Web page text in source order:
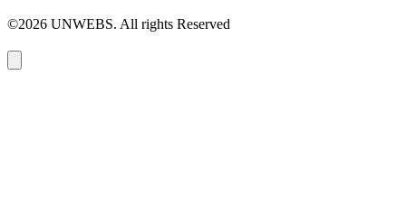
©2026 UNWEBS. All rights Reserved